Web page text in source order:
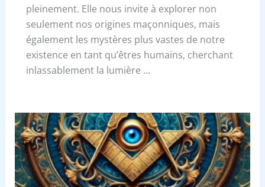
pleinement. Elle nous invite à explorer non
seulement nos origines maçonniques, mais
également les mystères plus vastes de notre
existence en tant qu’êtres humains, cherchant
inlassablement la lumière …